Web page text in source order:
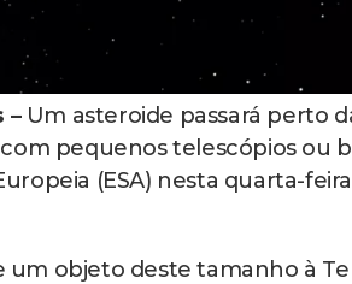
–Um asteroide passará perto
pequenos telescópios ou
(ESA) nesta quarta-
um objeto deste tamanho à